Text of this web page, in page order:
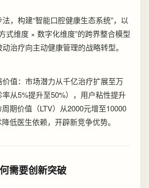
，构建“智能口腔健康生态系统”，以
式维度 × 数字化维度”的跨界整合模型
治疗向主动健康管理的战略转型。
值：市场潜力从千亿治疗扩展至万
从5%提升至50%），用户粘性提升
期价值（LTV）从2000元增至10000
低医生依赖，开辟新竞争优势。
需要创新突破